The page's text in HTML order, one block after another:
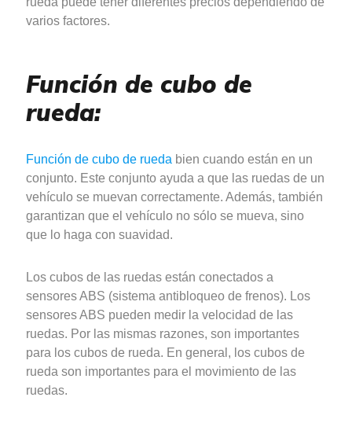
varios factores.
Función de cubo de
rueda:
Función de cubo de rueda bien cuando están en un
conjunto. Este conjunto ayuda a que las ruedas de un
vehículo se muevan correctamente. Además, también
garantizan que el vehículo no sólo se mueva, sino
que lo haga con suavidad.
Los cubos de las ruedas están conectados a
sensores ABS (sistema antibloqueo de frenos). Los
sensores ABS pueden medir la velocidad de las
ruedas. Por las mismas razones, son importantes
para los cubos de rueda. En general, los cubos de
rueda son importantes para el movimiento de las
ruedas.